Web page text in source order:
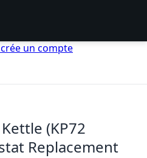
crée un compte
(KP72
Replacement